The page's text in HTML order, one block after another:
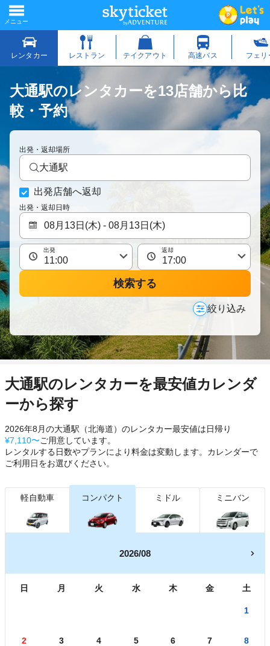
大通駅のレンタカーを13店舗から比
較・予約
出発・返却場所
大通駅
出発店舗へ返却
出発・返却日時
出発 返却
検索する
絞り込み
大通駅のレンタカーを最安値カレンダ
ーから探す
2026年8月の大通駅（北海道）のレンタカー最安値は日帰り
¥7,110〜ご用意しています。
レンタルする日数やプランにより料金は変動します。カレンダーで
ご利用日をお選びください。
軽自動車 コンパクト ミドル ミニバン
2026/08
日 月 火 水 木 金 土
1
2 3 4 5 6 7 8